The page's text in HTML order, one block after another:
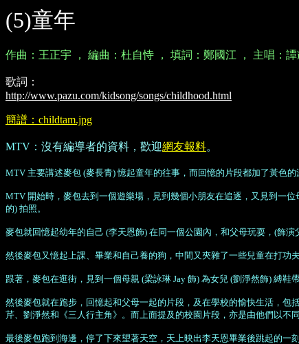
(5)童年
作曲：王正宇 ， 編曲：杜自恃 ， 填詞：鄭國江 ， 主唱：譚
歌詞：
http://www.pazu.com/kidsong/songs/childhood.html
簡譜：childtam.jpg
MTV： 沒有編導者的資料，歡迎網友報料。
MTV 主要講述麥包 (麥長青) 憶起童年的往事，而回憶的片段都加了黃色的
MTV 開始時，麥包去到一個遊樂場，見到幾個小朋友在追逐，又見到一
的) 拍照。
麥包就回憶起幼年的自己 (李天恩飾) 在同一個公園內，和父母玩耍，(飾
然後麥包又憶起上課、畢業和自己養的狗，中間又夾雜了一些兒童在打功
跟著，麥包在逛街，見到一個母親 (梁詠琳 Jay 飾) 為女兒 (劉淨然飾) 縛
然後麥包就在跑步，回憶起和父母一起的片段，及在學校的愉快生活，
芹、劉淨然和 《三人行主角 》 。而上面提及的校園片段，亦是由他們以不
最後麥包跑到海邊，停了下來望著天空，天上映出李天恩畢業後跳起的一